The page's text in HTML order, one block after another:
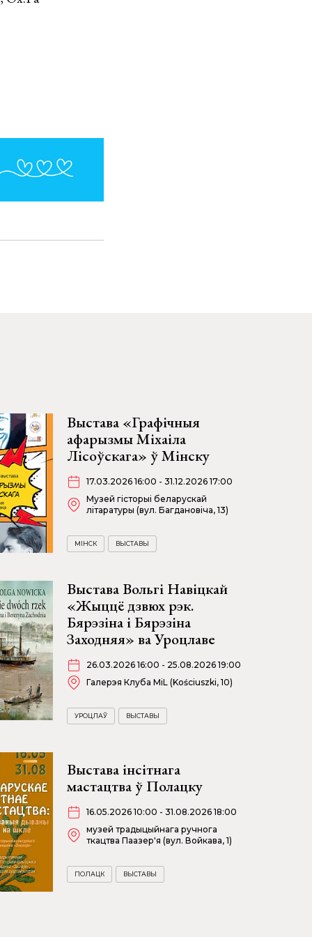
Выстава «Графічныя
афарызмы Міхаіла
Лісоўскага» ў Мінску
17.03.2026 16:00 - 31.12.2026 17:00
Музей гісторыі беларускай
літаратуры (вул. Багдановіча, 13)
МІНСК ВЫСТАВЫ
Выстава Вольгі Навіцкай
«Жыццё дзвюх рэк.
Бярэзіна і Бярэзіна
Заходняя» ва Уроцлаве
26.03.2026 16:00 - 25.08.2026 19:00
Галерэя Клуба MiL (Kościuszki, 10)
УРОЦЛАЎ ВЫСТАВЫ
Выстава інсітнага
мастацтва ў Полацку
16.05.2026 10:00 - 31.08.2026 18:00
музей традыцыйнага ручнога
ткацтва Паазер'я (вул. Войкава, 1)
ПОЛАЦК ВЫСТАВЫ